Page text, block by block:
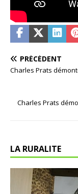
PRÉCÉDENT
Charles Prats
Charles Prats
LA RURALITE